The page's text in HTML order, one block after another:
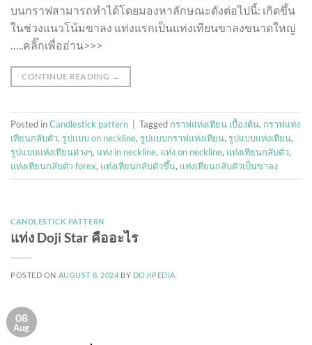
บนกราฟสามารถทำได้โดยมองหาลักษณะดังต่อไปนี้: เกิดขึ้น
ในช่วงแนวโน้มขาลง แท่งแรกเป็นแท่งเทียนขาลงขนาดใหญ่
…..คลิ๊กเพื่ออ่าน>>>
CONTINUE READING →
Posted inCandlestick pattern Tagged กราฟแท่งเทียน เบื้องต้น, กราฟแท่ง
เทียนกลับตัว, รูปแบบ on neckline, รูปแบบกราฟแท่งเทียน, รูปแบบแท่งเทียน,
รูปแบบแท่งเทียนต่างๆ, แท่ง in neckline, แท่ง on neckline, แท่งเทียนกลับตัว,
แท่งเทียนกลับตัว forex, แท่งเทียนกลับตัวขึ้น, แท่งเทียนกลับตัวเป็นขาลง
CANDLESTICK PATTERN
แท่ง Doji Star คืออะไร
POSTED ON AUGUST 8, 2024 BY DOJIPEDIA
08
Aug